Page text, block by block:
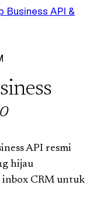
Business API &
API resmi
hijau
inbox CRM untuk